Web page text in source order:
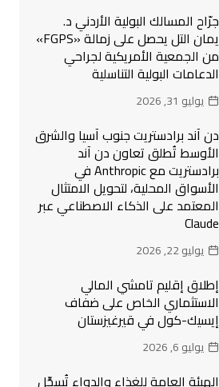
جرّاح المسالك البولية الأردني د.
يمان التل يحصل على زمالة «FGPS»
من الجمعية الأمريكية لجراحي
الدعامات البولية التناسلية
يوليو 31, 2026
دن آند برادستريت جنوب آسيا والشرق
الأوسط تُطلق تعاون دن آند
برادستريت مع Anthropic في
الأسواق المحلية، لتحويل الامتثال
المعتمد على الذكاء الاصطناعي عبر
Claude
يوليو 22, 2026
إطلاق إقليم تامشي المالي
الاستثماري الخاص على ضفاف
إيسيك-كول في قيرغيزستان
يوليو 6, 2026
الهيئة العامة للغذاء والدواء تُسجِّل